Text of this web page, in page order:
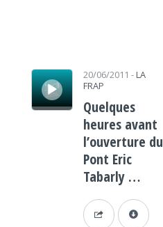
Lecteur audio 20/06/2011 - LA
FRAP
Quelques
heures avant
l’ouverture du
Pont Eric
Tabarly …